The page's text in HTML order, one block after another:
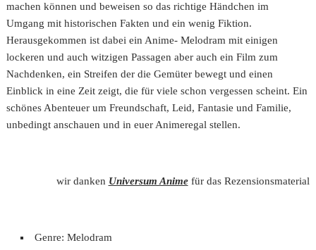
machen können und beweisen so das richtige Händchen im
Umgang mit historischen Fakten und ein wenig Fiktion.
Herausgekommen ist dabei ein Anime- Melodram mit einigen
lockeren und auch witzigen Passagen aber auch ein Film zum
Nachdenken, ein Streifen der die Gemüter bewegt und einen
Einblick in eine Zeit zeigt, die für viele schon vergessen scheint. Ein
schönes Abenteuer um Freundschaft, Leid, Fantasie und Familie,
unbedingt anschauen und in euer Animeregal stellen.
wir danken Universum Animefür das Rezensionsmaterial
Genre: Melodram